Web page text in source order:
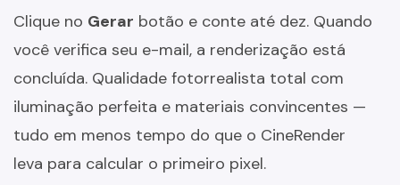
Clique no Gerar botão e conte até dez. Quando
você verifica seu e-mail, a renderização está
concluída. Qualidade fotorrealista total com
iluminação perfeita e materiais convincentes —
tudo em menos tempo do que o CineRender
leva para calcular o primeiro pixel.